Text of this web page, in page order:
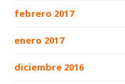
febrero 2017
enero 2017
diciembre 2016